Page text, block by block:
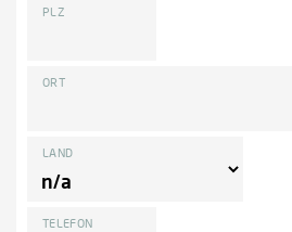
PLZ
ORT
LAND
TELEFON